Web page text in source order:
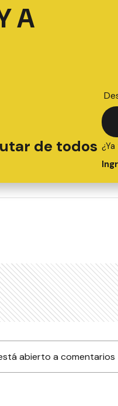
A
de todos
abierto a comentarios